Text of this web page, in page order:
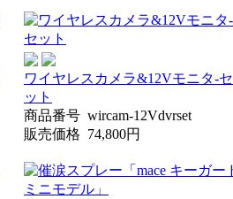
ワイヤレスカメラ&12Vモニタ-セ
ット
商品番号 wircam-12Vdvrset
販売価格 74,800円